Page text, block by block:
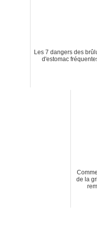
Les 7 dangers des
d'estomac
de la